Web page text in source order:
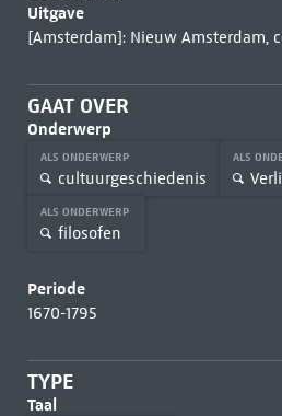
Uitgave
[Amsterdam]: Nieuw Amsterdam,
GAAT OVER
Onderwerp
ALS ONDERWERP
cultuurgeschiedenis
ALS
ALS ONDERWERP
filosofen
Periode
1670-1795
TYPE
Taal